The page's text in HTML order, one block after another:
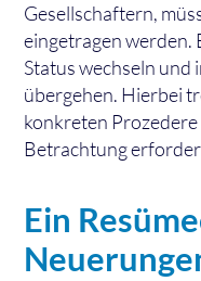
Gesellschaftern,
eingetragen werden.
Status wechseln und
übergehen. Hierbei
konkreten
Betrachtung
Ein